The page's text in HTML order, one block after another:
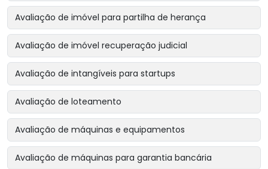
Avaliação de imóvel para partilha de herança
Avaliação de imóvel recuperação judicial
Avaliação de intangíveis para startups
Avaliação de loteamento
Avaliação de máquinas e equipamentos
Avaliação de máquinas para garantia bancária